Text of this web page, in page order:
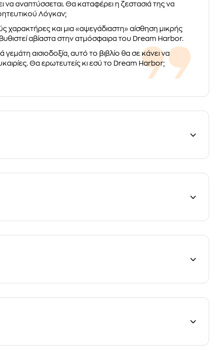
να αναπτύσσεται. Θα καταφέρει η ζεστασιά της να
Λόγκαν;
χαρακτήρες και μια «αψεγάδιαστη» αίσθηση μικρής
αβίαστα στην ατμόσφαιρα του Dream Harbor.
γεμάτη αισιοδοξία, αυτό το βιβλίο θα σε κάνει να
Θα ερωτευτείς κι εσύ το Dream Harbor;